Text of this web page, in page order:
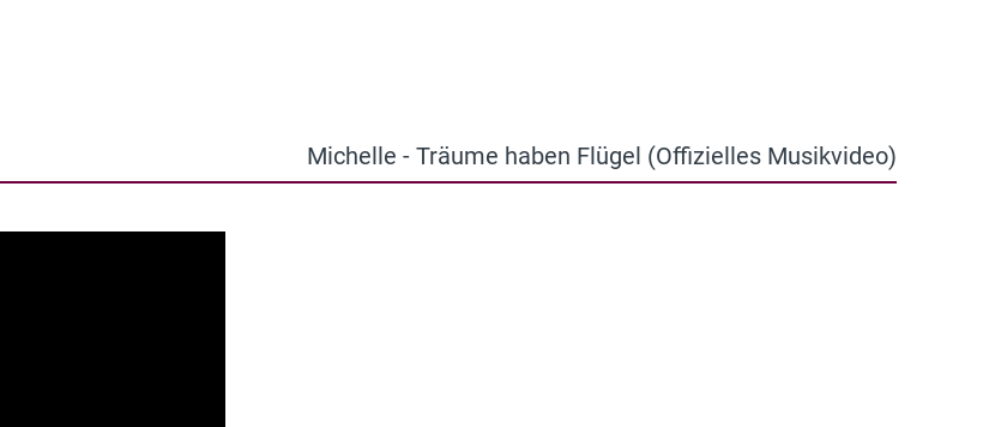
Michelle - Träume haben Flügel (Offizielles Musikvideo)